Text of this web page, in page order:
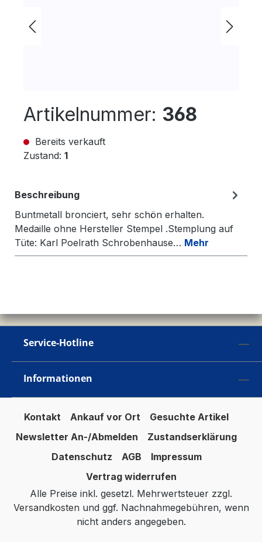
Artikelnummer: 368
Bereits verkauft
Zustand: 1
Beschreibung
Buntmetall bronciert, sehr schön erhalten.
Medaille ohne Hersteller Stempel .Stemplung auf
Tüte: Karl Poelrath Schrobenhause… Mehr
Service-Hotline
Informationen
Kontakt Ankauf vor Ort
Gesuchte Artikel
Newsletter An-/Abmelden
Zustandserklärung
Datenschutz
AGB
Impressum
Vertrag widerrufen
Alle Preise inkl. gesetzl. Mehrwertsteuer zzgl.
Versandkosten und ggf. Nachnahmegebühren, wenn
nicht anders angegeben.